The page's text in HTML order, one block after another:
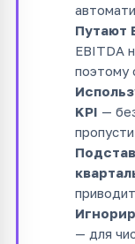
Путают
EBITDA
поэтому
KPI —
— для